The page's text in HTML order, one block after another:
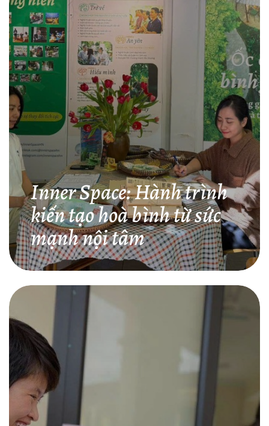
Inner Space: Hành trình
kiến tạo hoà bình từ sức
mạnh nội tâm